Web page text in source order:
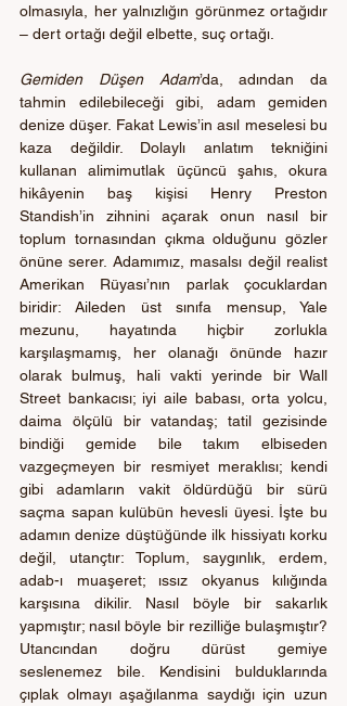
olmasıyla, her yalnızlığın görünmez ortağıdır
– dert ortağı değil elbette, suç ortağı.
Gemiden Düşen Adam’da, adından da
tahmin edilebileceği gibi, adam gemiden
denize düşer. Fakat Lewis’in asıl meselesi bu
kaza değildir. Dolaylı anlatım tekniğini
kullanan alimimutlak üçüncü şahıs, okura
hikâyenin baş kişisi Henry Preston
Standish’in zihnini açarak onun nasıl bir
toplum tornasından çıkma olduğunu gözler
önüne serer. Adamımız, masalsı değil realist
Amerikan Rüyası’nın parlak çocuklardan
biridir: Aileden üst sınıfa mensup, Yale
mezunu, hayatında hiçbir zorlukla
karşılaşmamış, her olanağı önünde hazır
olarak bulmuş, hali vakti yerinde bir Wall
Street bankacısı; iyi aile babası, orta yolcu,
daima ölçülü bir vatandaş; tatil gezisinde
bindiği gemide bile takım elbiseden
vazgeçmeyen bir resmiyet meraklısı; kendi
gibi adamların vakit öldürdüğü bir sürü
saçma sapan kulübün hevesli üyesi. İşte bu
adamın denize düştüğünde ilk hissiyatı korku
değil, utançtır: Toplum, saygınlık, erdem,
adab-ı muaşeret; ıssız okyanus kılığında
karşısına dikilir. Nasıl böyle bir sakarlık
yapmıştır; nasıl böyle bir rezilliğe bulaşmıştır?
Utancından doğru dürüst gemiye
seslenemez bile. Kendisini bulduklarında
çıplak olmayı aşağılanma saydığı için uzun